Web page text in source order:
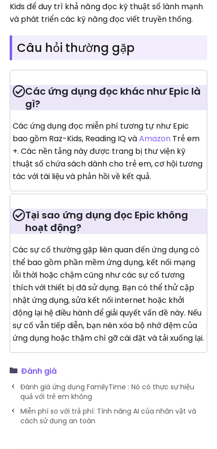
Kids để duy trì khả năng đọc kỹ thuật số lành mạnh
và phát triển các kỹ năng đọc viết truyền thống.
Câu hỏi thường gặp
Các ứng dụng đọc khác như Epic là
gì?
Các ứng dụng đọc miễn phí tương tự như Epic
bao gồm Raz-Kids, Reading IQ vàAmazon Trẻ em
+. Các nền tảng này được trang bị thư viện kỹ
thuật số chứa sách dành cho trẻ em, cơ hội tương
tác với tài liệu và phản hồi về kết quả.
Tại sao ứng dụng đọc Epic không
hoạt động?
Các sự cố thường gặp liên quan đến ứng dụng có
thể bao gồm phần mềm ứng dụng, kết nối mạng
lỗi thời hoặc chậm cũng như các sự cố tương
thích với thiết bị đã sử dụng. Bạn có thể thử cập
nhật ứng dụng, sửa kết nối internet hoặc khởi
động lại hệ điều hành để giải quyết vấn đề này. Nếu
sự cố vẫn tiếp diễn, bạn nên xóa bộ nhớ đệm của
ứng dụng hoặc thậm chí gỡ cài đặt và tải xuống lại.
Đánh giá
Đánh giá ứng dụng FamilyTime : Nó có thực sự hiệu
quả với trẻ em không
Miễn phí so với trả phí: Tính năng AI của nhân vật và
cách sử dụng an toàn